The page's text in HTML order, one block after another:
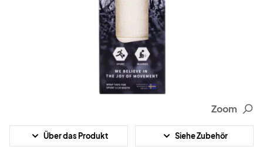
Zoom
Über das Produkt Siehe Zubehör